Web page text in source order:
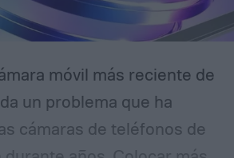
móvil más reciente de
un problema que ha
cámaras de teléfonos de